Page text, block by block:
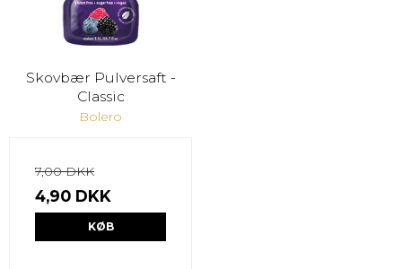
Skovbær Pulversaft -
Classic
Bolero
7,00 DKK
4,90 DKK
KØB